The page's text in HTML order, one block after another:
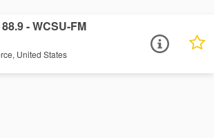
- WCSU-FM
United States